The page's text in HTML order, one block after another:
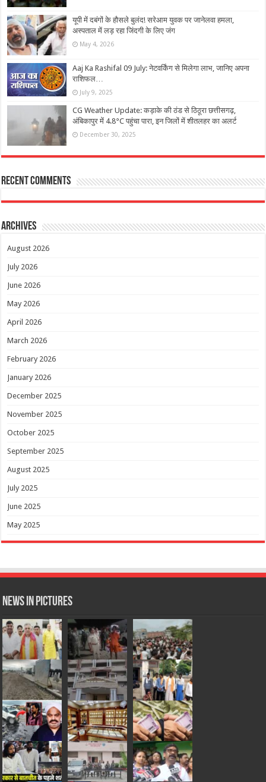
यूपी में दबंगों के हौसले बुलंद! सरेआम युवक पर जानेलवा हमला,
अस्पताल में लड़ रहा जिंदगी के लिए जंग
May 4, 2026
Aaj Ka Rashifal 09 July: नेटवर्किंग से मिलेगा लाभ, जानिए अपना
राशिफल…
July 9, 2025
CG Weather Update: कड़ाके की ठंड से ठिठूरा छत्तीसगढ़,
अंबिकापुर में 4.8°C पहुंचा पारा, इन जिलों में शीतलहर का अलर्ट
December 30, 2025
Recent Comments
Archives
August 2026
July 2026
June 2026
May 2026
April 2026
March 2026
February 2026
January 2026
December 2025
November 2025
October 2025
September 2025
August 2025
July 2025
June 2025
May 2025
News in Pictures